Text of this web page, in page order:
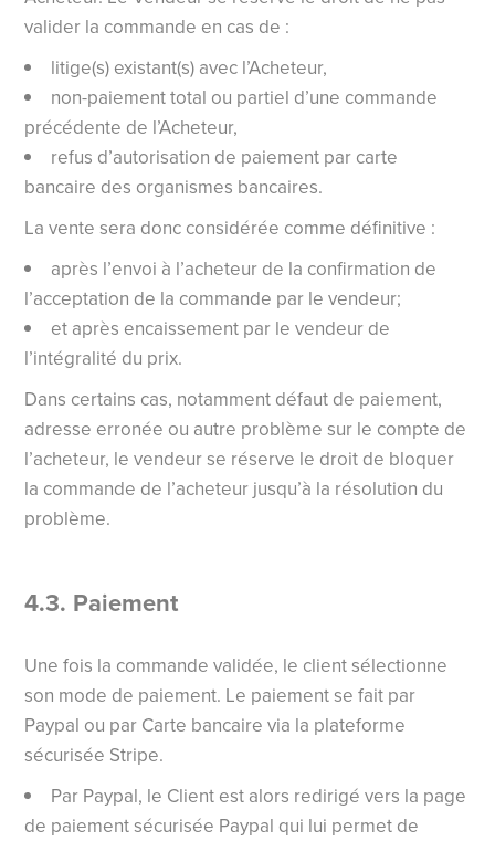
valider la commande en cas de :
litige(s) existant(s) avec l’Acheteur,
non-paiement total ou partiel d’une commande
précédente de l’Acheteur,
refus d’autorisation de paiement par carte
bancaire des organismes bancaires.
La vente sera donc considérée comme définitive :
après l’envoi à l’acheteur de la confirmation de
l’acceptation de la commande par le vendeur;
et après encaissement par le vendeur de
l’intégralité du prix.
Dans certains cas, notamment défaut de paiement,
adresse erronée ou autre problème sur le compte de
l’acheteur, le vendeur se réserve le droit de bloquer
la commande de l’acheteur jusqu’à la résolution du
problème.
4.3. Paiement
Une fois la commande validée, le client sélectionne
son mode de paiement. Le paiement se fait par
Paypal ou par Carte bancaire via la plateforme
sécurisée Stripe.
Par Paypal, le Client est alors redirigé vers la page
de paiement sécurisée Paypal qui lui permet de